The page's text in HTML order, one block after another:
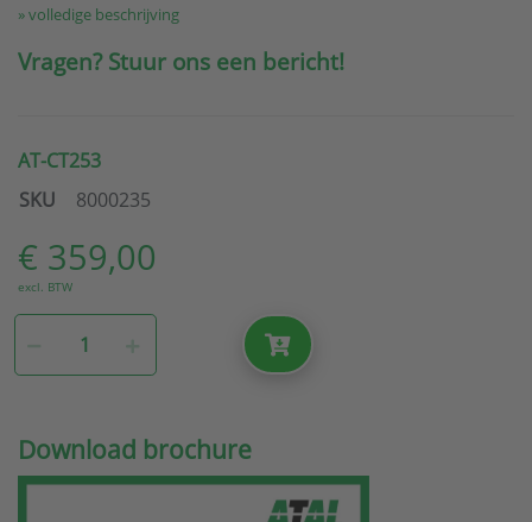
» volledige beschrijving
Vragen? Stuur ons een bericht!
AT-CT253
SKU
8000235
€ 359,00
excl. BTW
Download brochure